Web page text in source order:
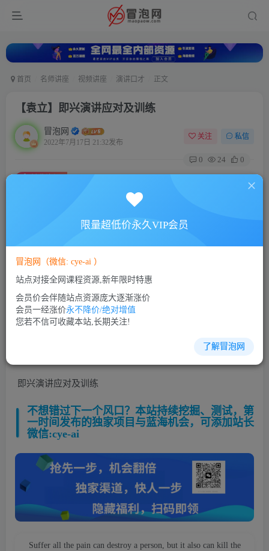
首页 名师讲座 视频讲座 演讲口才 正文
【袁立】即兴演讲应对及训练
冒泡网
2022年7月17日 21:32发布
关注 私信
0 24 0
【袁立】即兴演讲应对及训练
此内容为付费资源，请付费后查看
5
VIP会员 免费
立即购买
您当前未登录！建议登陆后购买，可保存购买订单
即兴演讲应对及训练
不想错过下一个风口？本站持续挖掘、测试，第
一时间发布的独家项目与蓝海机会，可添加站长
微信:cye-ai
Suffer all the pain can destroy a person, but it also can kill the
限量超低价永久VIP会员
冒泡网（微信: cye-ai ）
站点对接全网课程资源,新年限时特惠
会员价会伴随站点资源庞大逐渐涨价
会员一经涨价永不降价/绝对增值
您若不信可收藏本站,长期关注!
了解冒泡网